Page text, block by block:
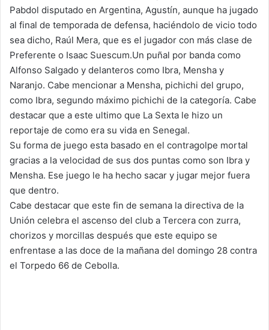
Pabdol disputado en Argentina, Agustín, aunque ha jugado
al final de temporada de defensa, haciéndolo de vicio todo
sea dicho, Raúl Mera, que es el jugador con más clase de
Preferente o Isaac Suescum.Un puñal por banda como
Alfonso Salgado y delanteros como Ibra, Mensha y
Naranjo. Cabe mencionar a Mensha, pichichi del grupo,
como Ibra, segundo máximo pichichi de la categoría. Cabe
destacar que a este ultimo que La Sexta le hizo un
reportaje de como era su vida en Senegal.
Su forma de juego esta basado en el contragolpe mortal
gracias a la velocidad de sus dos puntas como son Ibra y
Mensha. Ese juego le ha hecho sacar y jugar mejor fuera
que dentro.
Cabe destacar que este fin de semana la directiva de la
Unión celebra el ascenso del club a Tercera con zurra,
chorizos y morcillas después que este equipo se
enfrentase a las doce de la mañana del domingo 28 contra
el Torpedo 66 de Cebolla.